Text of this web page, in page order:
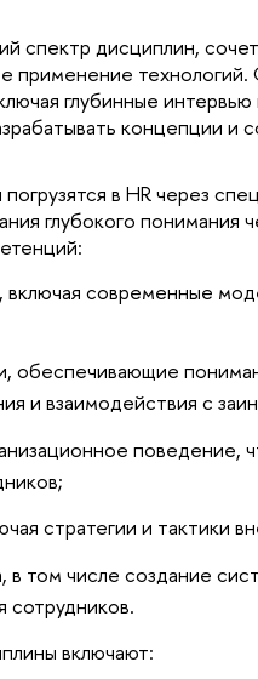
спектр дисциплин,
применение
глубинные
концепции и
в HR через
глубокого понимания
включая современные
обеспечивающие
и взаимодействия с
поведение,
стратегии и тактики
в том числе создание
сотрудников.
включают: